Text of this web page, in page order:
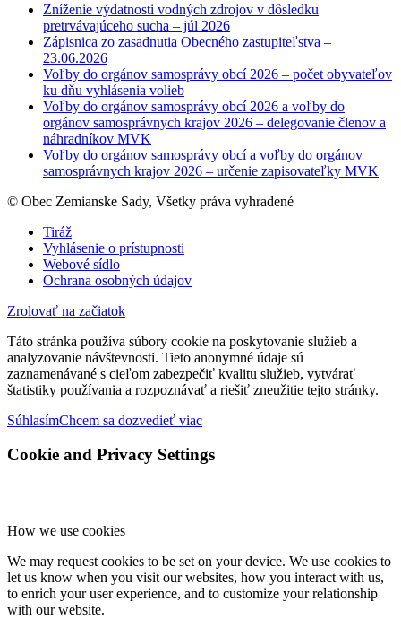
Zníženie výdatnosti vodných zdrojov v dôsledku
pretrvávajúceho sucha – júl 2026
Zápisnica zo zasadnutia Obecného zastupiteľstva –
23.06.2026
Voľby do orgánov samosprávy obcí 2026 – počet obyvateľov
ku dňu vyhlásenia volieb
Voľby do orgánov samosprávy obcí 2026 a voľby do
orgánov samosprávnych krajov 2026 – delegovanie členov a
náhradníkov MVK
Voľby do orgánov samosprávy obcí a voľby do orgánov
samosprávnych krajov 2026 – určenie zapisovateľky MVK
© Obec Zemianske Sady, Všetky práva vyhradené
Tiráž
Vyhlásenie o prístupnosti
Webové sídlo
Ochrana osobných údajov
Zrolovať na začiatok
Táto stránka používa súbory cookie na poskytovanie služieb a
analyzovanie návštevnosti. Tieto anonymné údaje sú
zaznamenávané s cieľom zabezpečiť kvalitu služieb, vytvárať
štatistiky používania a rozpoznávať a riešiť zneužitie tejto stránky.
SúhlasímChcem sa dozvedieť viac
Cookie and Privacy Settings
How we use cookies
We may request cookies to be set on your device. We use cookies to
let us know when you visit our websites, how you interact with us,
to enrich your user experience, and to customize your relationship
with our website.